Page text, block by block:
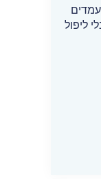
ליפול